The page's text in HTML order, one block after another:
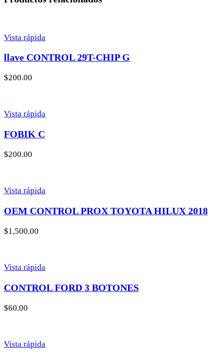
Vista rápida
llave CONTROL 29T-CHIP G
$200.00
Vista rápida
FOBIK C
$200.00
Vista rápida
OEM CONTROL PROX TOYOTA HILUX 2018
$1,500.00
Vista rápida
CONTROL FORD 3 BOTONES
$60.00
Vista rápida